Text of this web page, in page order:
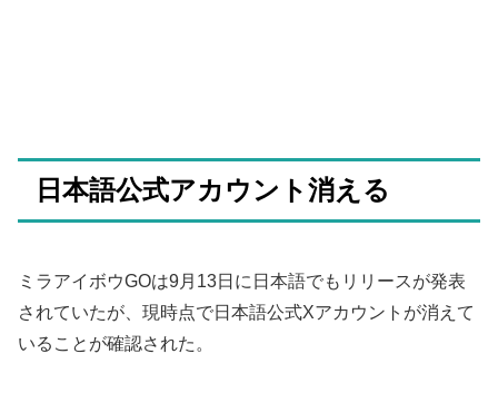
日本語公式アカウント消える
ミラアイボウGOは9月13日に日本語でもリリースが発表
されていたが、現時点で日本語公式Xアカウントが消えて
いることが確認された。